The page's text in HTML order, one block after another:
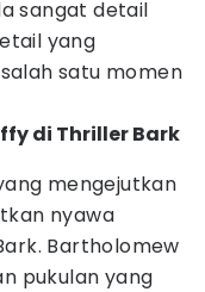
sangat detail
yang
satu momen
di Thriller Bark
mengejutkan
nyawa
Bartholomew
pukulan yang